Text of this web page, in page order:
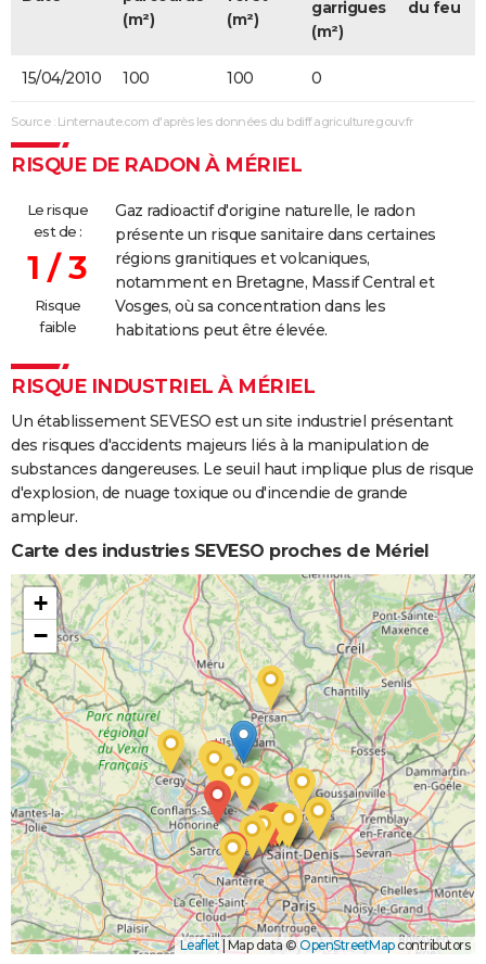
(m²)
(m²)
garrigues
(m²)
du feu
15/04/2010 100 100 0
Source : Linternaute.com d'après les données du bdiff.agriculture.gouv.fr
RISQUE DE RADON À MÉRIEL
Le risque
est de :
1 / 3
Risque
faible
Gaz radioactif d'origine naturelle, le radon
présente un risque sanitaire dans certaines
régions granitiques et volcaniques,
notamment en Bretagne, Massif Central et
Vosges, où sa concentration dans les
habitations peut être élevée.
RISQUE INDUSTRIEL À MÉRIEL
Un établissement SEVESO est un site industriel présentant
des risques d'accidents majeurs liés à la manipulation de
substances dangereuses. Le seuil haut implique plus de risque
d'explosion, de nuage toxique ou d'incendie de grande
ampleur.
Carte des industries SEVESO proches de Mériel
+
−
Leaflet| Map data ©OpenStreetMapcontributors